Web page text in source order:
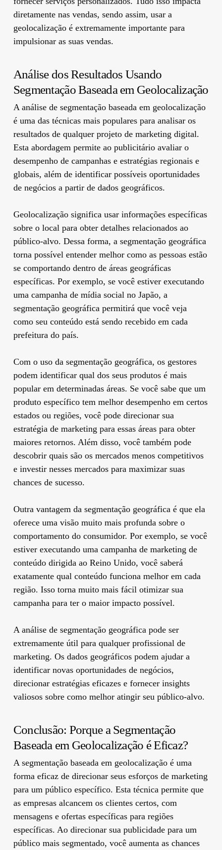
diretamente nas vendas, sendo assim, usar a
geolocalização é extremamente importante para
impulsionar as suas vendas.
Análise dos Resultados Usando
Segmentação Baseada em Geolocalização
A análise de segmentação baseada em geolocalização
é uma das técnicas mais populares para analisar os
resultados de qualquer projeto de marketing digital.
Esta abordagem permite ao publicitário avaliar o
desempenho de campanhas e estratégias regionais e
globais, além de identificar possíveis oportunidades
de negócios a partir de dados geográficos.
Geolocalização significa usar informações específicas
sobre o local para obter detalhes relacionados ao
público-alvo. Dessa forma, a segmentação geográfica
torna possível entender melhor como as pessoas estão
se comportando dentro de áreas geográficas
específicas. Por exemplo, se você estiver executando
uma campanha de mídia social no Japão, a
segmentação geográfica permitirá que você veja
como seu conteúdo está sendo recebido em cada
prefeitura do país.
Com o uso da segmentação geográfica, os gestores
podem identificar qual dos seus produtos é mais
popular em determinadas áreas. Se você sabe que um
produto específico tem melhor desempenho em certos
estados ou regiões, você pode direcionar sua
estratégia de marketing para essas áreas para obter
maiores retornos. Além disso, você também pode
descobrir quais são os mercados menos competitivos
e investir nesses mercados para maximizar suas
chances de sucesso.
Outra vantagem da segmentação geográfica é que ela
oferece uma visão muito mais profunda sobre o
comportamento do consumidor. Por exemplo, se você
estiver executando uma campanha de marketing de
conteúdo dirigida ao Reino Unido, você saberá
exatamente qual conteúdo funciona melhor em cada
região. Isso torna muito mais fácil otimizar sua
campanha para ter o maior impacto possível.
A análise de segmentação geográfica pode ser
extremamente útil para qualquer profissional de
marketing. Os dados geográficos podem ajudar a
identificar novas oportunidades de negócios,
direcionar estratégias eficazes e fornecer insights
valiosos sobre como melhor atingir seu público-alvo.
Conclusão: Porque a Segmentação
Baseada em Geolocalização é Eficaz?
A segmentação baseada em geolocalização é uma
forma eficaz de direcionar seus esforços de marketing
para um público específico. Esta técnica permite que
as empresas alcancem os clientes certos, com
mensagens e ofertas específicas para regiões
específicas. Ao direcionar sua publicidade para um
público mais segmentado, você aumenta as chances